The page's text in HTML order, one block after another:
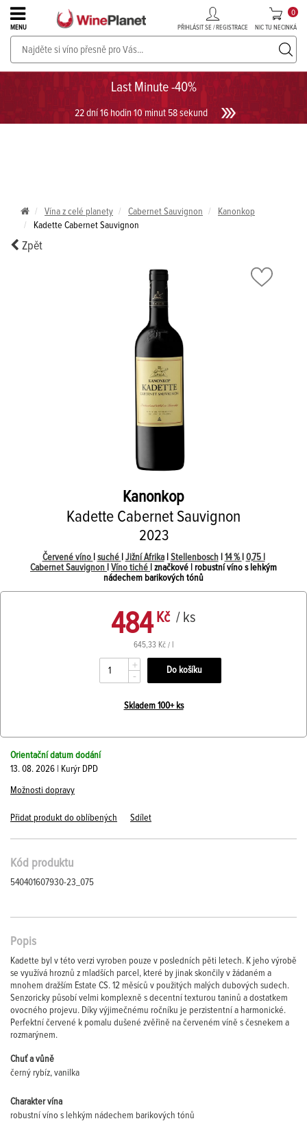
Last Minute -40%
22 dní 16 hodin 10 minut 58 sekund
MENU PŘIHLÁSIT SE / REGISTRACE NIC TU NECINKÁ
0
PROSECCO v akci až do -30%!UKÁZAT PROSECCO
Vína z celé planety Cabernet Sauvignon
Kanonkop
Kadette Cabernet Sauvignon
Zpět
Kanonkop
Kadette Cabernet Sauvignon
2023
Červené víno suché Jižní Afrika| Stellenbosch| 14 % 0,75 l
Cabernet Sauvignon
Víno tiché
| značkové | robustní víno s lehkým
nádechem barikových tónů
484 Kč / ks
645,33 Kč / l
+
-
Skladem 100+ ks
Orientační datum dodání
13. 08. 2026 | Kurýr DPD
Možnosti dopravy
Přidat produkt do oblíbených Sdílet
Kód produktu
540401607930-23_075
Popis
Kadette byl v této verzi vyroben pouze v posledních pěti letech. K jeho výrobě
se využívá hroznů z mladších parcel, které by jinak skončily v žádaném a
mnohem dražším Estate CS. 12 měsíců v použitých malých dubových sudech.
Senzoricky působí velmi komplexně s decentní texturou taninů a dostatkem
ovocného projevu. Díky výjimečnému ročníku je perzistentní a harmonické.
Perfektní červené k pomalu dušené zvěřině na červeném víně s česnekem a
rozmarýnem.
Chuť a vůně
černý rybíz, vanilka
Charakter vína
robustní víno s lehkým nádechem barikových tónů